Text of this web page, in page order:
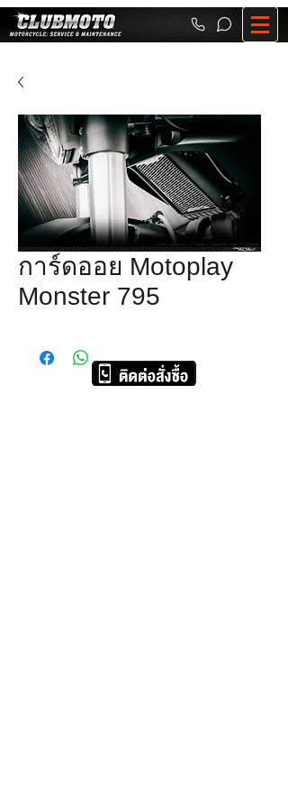
การ์ดออย Motoplay
Monster 795